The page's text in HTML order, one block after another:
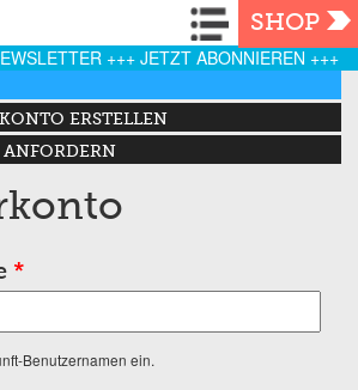
Navigation
SHOP
+++ JETZT ABONNIEREN +++
ERSTELLEN
ANFORDERN
*
Benutzernamen ein.